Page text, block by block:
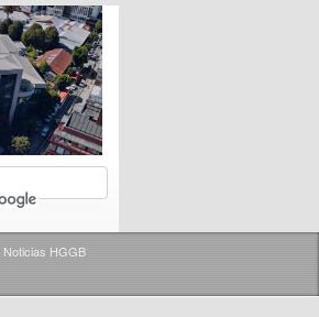
Noticias HGGB